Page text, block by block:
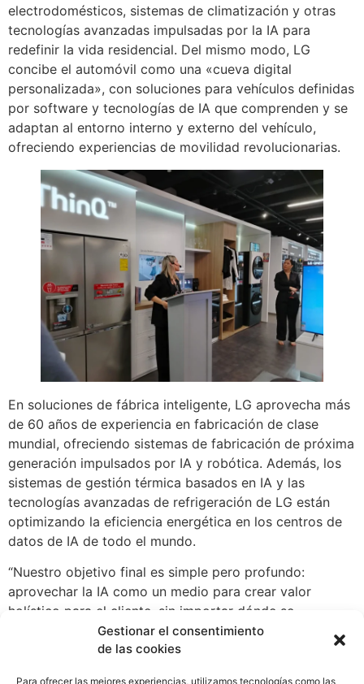
Gestionar el consentimiento
de las cookies
Para ofrecer las mejores experiencias, utilizamos tecnologías como las
electrodomésticos, sistemas de climatización y otras
tecnologías avanzadas impulsadas por la IA para
redefinir la vida residencial. Del mismo modo, LG
concibe el automóvil como una «cueva digital
personalizada», con soluciones para vehículos definidas
por software y tecnologías de IA que comprenden y se
adaptan al entorno interno y externo del vehículo,
ofreciendo experiencias de movilidad revolucionarias.
En soluciones de fábrica inteligente, LG aprovecha más
de 60 años de experiencia en fabricación de clase
mundial, ofreciendo sistemas de fabricación de próxima
generación impulsados por IA y robótica. Además, los
sistemas de gestión térmica basados en IA y las
tecnologías avanzadas de refrigeración de LG están
optimizando la eficiencia energética en los centros de
datos de IA de todo el mundo.
“Nuestro objetivo final es simple pero profundo:
aprovechar la IA como un medio para crear valor
holístico para el cliente, sin importar dónde se
encuentre”, dijo el CEO Cho. “Independientemente de
cómo la IA transforme nuestras vidas, hay algo que